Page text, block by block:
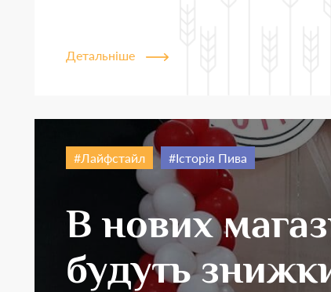
Детальніше
Лайфстайл Історія Пива
В нових
будуть